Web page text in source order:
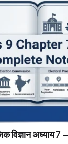
विज्ञान अध्याय